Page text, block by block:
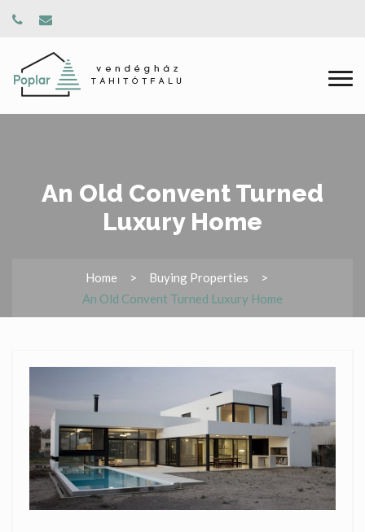
An Old Convent Turned
Luxury Home
Home
Buying Properties
An Old Convent Turned Luxury Home